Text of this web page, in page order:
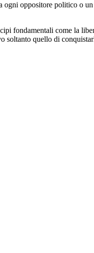
oppositore politico o
fondamentali come la
soltanto quello di